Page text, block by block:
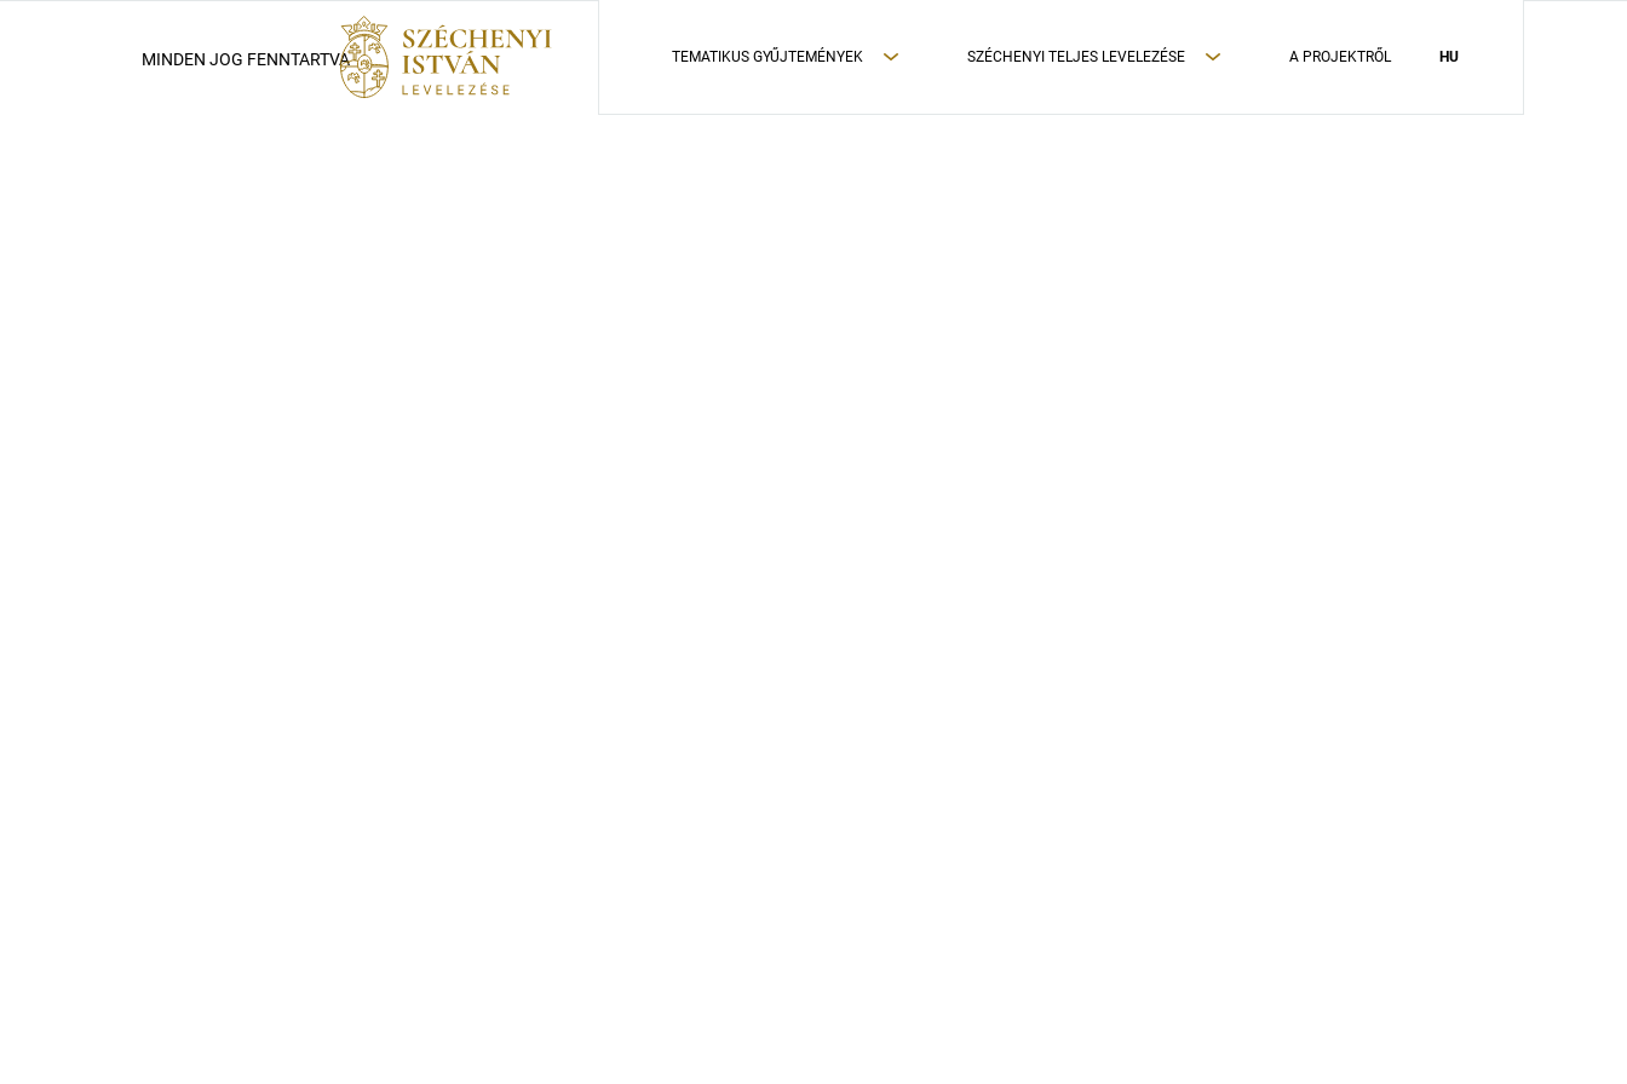
TEMATIKUS GYŰJTEMÉNYEK SZÉCHENYI TELJES LEVELEZÉSE A PROJEKTRŐL HU
MINDEN JOG FENNTARTVA ADATVÉDELMI TÁJÉKOZTATÓ